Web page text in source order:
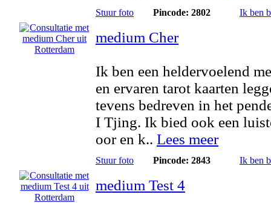
Stuur foto Pincode: 2802 Ik ben
medium Cher
Ik ben een heldervoelend
en ervaren tarot kaarten
tevens bedreven in het
I Tjing. Ik bied ook een
oor en k.. Lees meer
Stuur foto Pincode: 2843 Ik ben
medium Test 4